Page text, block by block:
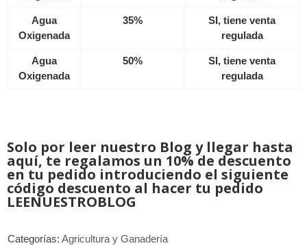
Agua
Oxigenada
35%
SI, tiene venta
regulada
Agua
Oxigenada
50%
SI, tiene venta
regulada
Solo por leer nuestro Blog y llegar hasta
aquí, te regalamos un 10% de descuento
en tu pedido introduciendo el siguiente
código descuento al hacer tu pedido
LEENUESTROBLOG
Categorías: Agricultura y Ganadería